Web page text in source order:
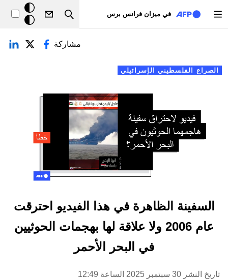
في ميزان فرانس برس
Search
خلفيّة
داكنة
التبويبات الأساسية
الصراع الفلسطيني الإسرائيلي
مشاركة
السفينة الظاهرة في هذا الفيديو احترقت
عام 2006 ولا علاقة لها بهجمات الحوثيين
في البحر الأحمر
تاريخ النشر 30 سبتمبر 2025 الساعة 12:49